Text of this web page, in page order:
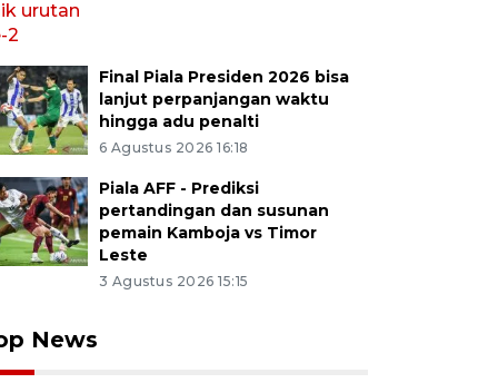
Final Piala Presiden 2026 bisa
lanjut perpanjangan waktu
hingga adu penalti
6 Agustus 2026 16:18
Piala AFF - Prediksi
pertandingan dan susunan
pemain Kamboja vs Timor
Leste
3 Agustus 2026 15:15
News